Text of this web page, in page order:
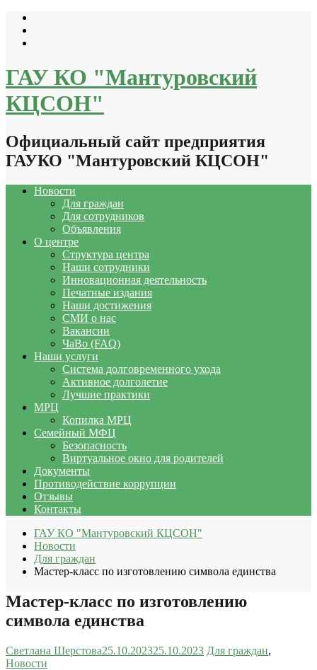
Перейти
содержимому
ГАУ КО "Мантуровский
КЦСОН"
Официальный сайт предприятия
ГАУКО "Мантуровский КЦСОН"
Новости
Для граждан
Для сотрудников
Объявления
О центре
Структура центра
Наши сотрудники
Инновационная деятельность
Печатные издания
Наши достижения
СМИ о нас
Вакансии
ЧаВо (FAQ)
Наши услуги
Система долговременного ухода
Активное долголетие
Лучшие практики
МРЦ
Копилка МРЦ
Семейный МФЦ
Безопасность
Виртуальное окно для родителей
Документы
Противодействие коррупции
Отзывы
Контакты
ГАУ КО "Мантуровский КЦСОН"
Новости
Для граждан
Мастер-класс по изготовлению символа единства
Мастер-класс по изготовлению
символа единства
Светлана Шерстова25.10.202325.10.2023 Для граждан,
Новости